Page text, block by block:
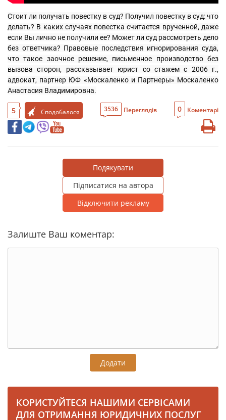
Стоит ли получать повестку в суд? Получил повестку в суд: что
делать? В каких случаях повестка считается врученной, даже
если Вы лично не получили ее? Может ли суд рассмотреть дело
без ответчика? Правовые последствия игнорирования суда,
что такое заочное решение, письменное производство без
вызова сторон, рассказывает юрист со стажем с 2006 г.,
адвокат, партнер ЮФ «Москаленко и Партнеры» Москаленко
Анастасия Владимировна.
5 Сподобалося 3536 Переглядів 0 Коментарі
Подякувати
Підписатися на автора
Відключити рекламу
Залиште Ваш коментар:
Додати
КОРИСТУЙТЕСЯ НАШИМИ СЕРВІСАМИ
ДЛЯ ОТРИМАННЯ ЮРИДИЧНИХ ПОСЛУГ